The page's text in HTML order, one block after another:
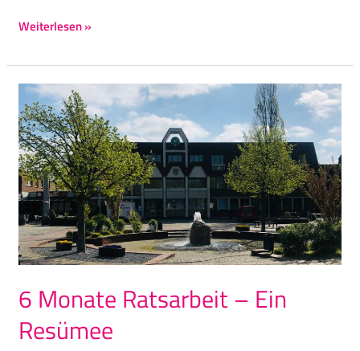
Weiterlesen »
6 Monate Ratsarbeit – Ein
Resümee
Monate
Ratsarbeit
–
Ein
Resümee